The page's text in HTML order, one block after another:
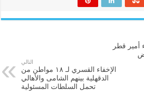
أمير قطر
التالي
الإخفاء القسري لـ ١٨ مواطن من
الدقهلية بينهم الشامى والأهالي
تحمل السلطات المسئولية